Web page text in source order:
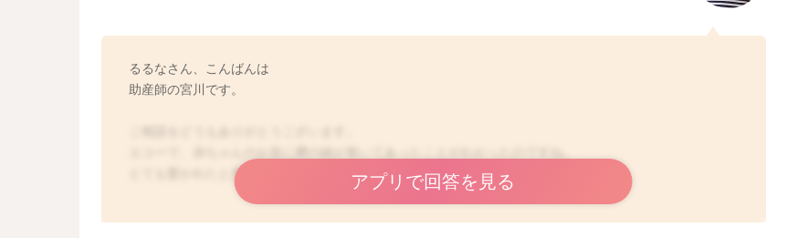
るるなさん、こんばんは
助産師の宮川です。
とても驚かれたと思います。
アプリで回答を見る